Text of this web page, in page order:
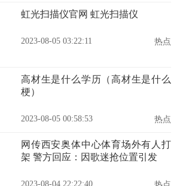
虹光扫描仪官网 虹光扫描仪
2023-08-05 03:22:11 热点
高材生是什么学历（高材生是什么
梗）
2023-08-05 00:58:53 热点
网传西安奥体中心体育场外有人打
架 警方回应：因歌迷抢位置引发
2023-08-04 22:22:40